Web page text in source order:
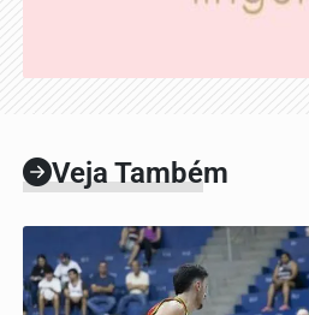
Veja Também